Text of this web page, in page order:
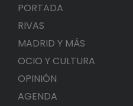
PORTADA
RIVAS
MADRID Y MÁS
OCIO Y CULTURA
OPINIÓN
AGENDA